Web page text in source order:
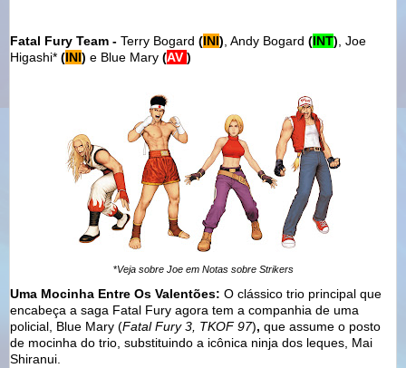
Fatal Fury Team - Terry Bogard (INI), Andy Bogard (INT), Joe
Higashi* (INI) e Blue Mary (AV )
*Veja sobre Joe em Notas sobre Strikers
Uma Mocinha Entre Os Valentões: O clássico trio principal que
encabeça a saga Fatal Fury agora tem a companhia de uma
policial, Blue Mary (Fatal Fury 3, TKOF 97), que assume o posto
de mocinha do trio, substituindo a icônica ninja dos leques, Mai
Shiranui.